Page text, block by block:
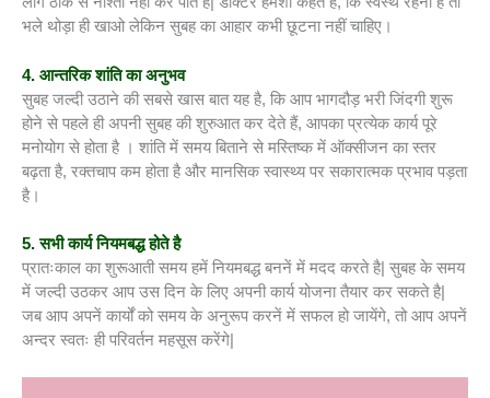
भले थोड़ा ही खाओ लेकिन सुबह का आहार कभी छूटना नहीं चाहिए।
4. आन्तरिक शांति का अनुभव
सुबह जल्दी उठाने की सबसे खास बात यह है, कि आप भागदौड़ भरी जिंदगी शुरू
होने से पहले ही अपनी सुबह की शुरुआत कर देते हैं, आपका प्रत्येक कार्य पूरे
मनोयोग से होता है । शांति में समय बिताने से मस्तिष्क में ऑक्सीजन का स्तर
बढ़ता है, रक्तचाप कम होता है और मानसिक स्वास्थ्य पर सकारात्मक प्रभाव पड़ता
है।
5. सभी कार्य नियमबद्ध होते है
प्रातःकाल का शुरूआती समय हमें नियमबद्ध बननें में मदद करते है| सुबह के समय
में जल्दी उठकर आप उस दिन के लिए अपनी कार्य योजना तैयार कर सकते है|
जब आप अपनें कार्यों को समय के अनुरूप करनें में सफल हो जायेंगे, तो आप अपनें
अन्दर स्वतः ही परिवर्तन महसूस करेंगे|